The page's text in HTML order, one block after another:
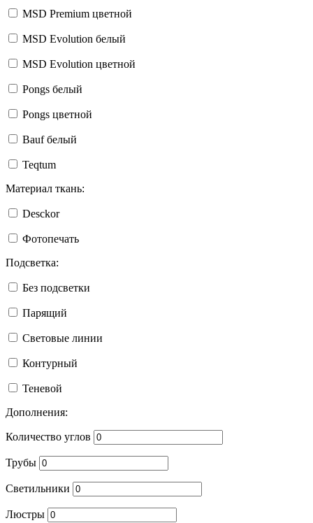
MSD Premium цветной
MSD Evolution белый
MSD Evolution цветной
Pongs белый
Pongs цветной
Bauf белый
Teqtum
Материал ткань:
Desckor
Фотопечать
Подсветка:
Без подсветки
Парящий
Световые линии
Контурный
Теневой
Дополнения:
Количество углов
Трубы
Светильники
Люстры